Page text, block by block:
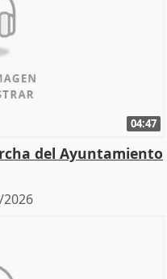
04:47
del Ayuntamiento